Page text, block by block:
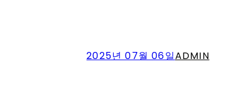
2025년 07월 06일ADMIN